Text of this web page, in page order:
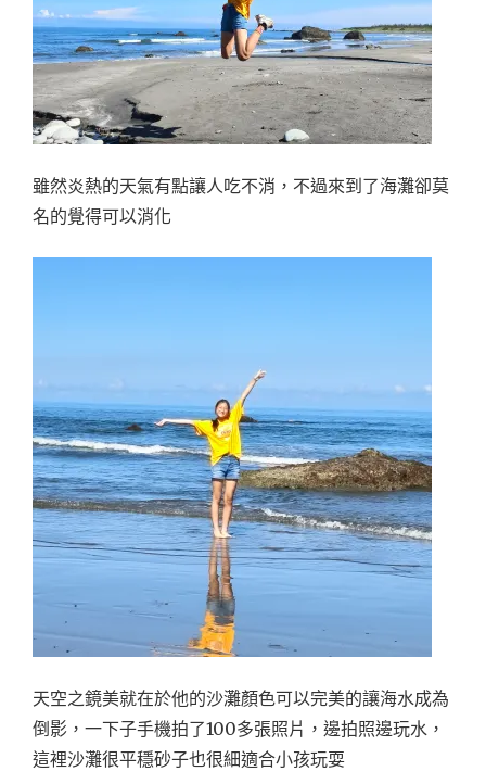
雖然炎熱的天氣有點讓人吃不消，不過來到了海灘卻莫
名的覺得可以消化
天空之鏡美就在於他的沙灘顏色可以完美的讓海水成為
倒影，一下子手機拍了100多張照片，邊拍照邊玩水，
這裡沙灘很平穩砂子也很細適合小孩玩耍